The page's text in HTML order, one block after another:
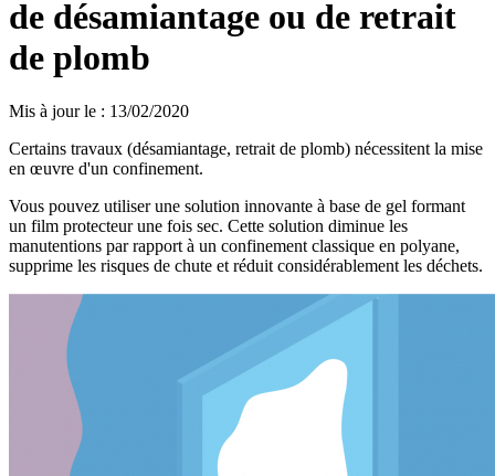
de désamiantage ou de retrait
de plomb
Mis à jour le : 13/02/2020
Certains travaux (désamiantage, retrait de plomb) nécessitent la mise
en œuvre d'un confinement.
Vous pouvez utiliser une solution innovante à base de gel formant
un film protecteur une fois sec. Cette solution diminue les
manutentions par rapport à un confinement classique en polyane,
supprime les risques de chute et réduit considérablement les déchets.